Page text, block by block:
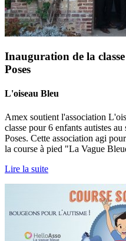
Inauguration de la
Poses
L'oiseau Bleu
Amex soutient l'association
classe pour 6 enfants autistes
Poses. Cette association agi
la course à pied "La Vague
Lire la suite